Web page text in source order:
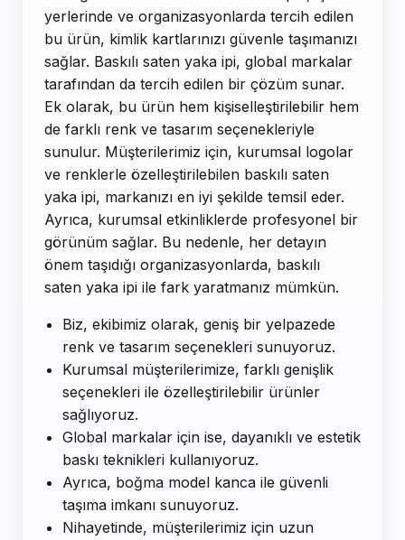
yerlerinde ve organizasyonlarda tercih edilen
bu ürün, kimlik kartlarınızı güvenle taşımanızı
sağlar. Baskılı saten yaka ipi, global markalar
tarafından da tercih edilen bir çözüm sunar.
Ek olarak, bu ürün hem kişiselleştirilebilir hem
de farklı renk ve tasarım seçenekleriyle
sunulur. Müşterilerimiz için, kurumsal logolar
ve renklerle özelleştirilebilen baskılı saten
yaka ipi, markanızı en iyi şekilde temsil eder.
Ayrıca, kurumsal etkinliklerde profesyonel bir
görünüm sağlar. Bu nedenle, her detayın
önem taşıdığı organizasyonlarda, baskılı
saten yaka ipi ile fark yaratmanız mümkün.
Biz, ekibimiz olarak, geniş bir yelpazede
renk ve tasarım seçenekleri sunuyoruz.
Kurumsal müşterilerimize, farklı genişlik
seçenekleri ile özelleştirilebilir ürünler
sağlıyoruz.
Global markalar için ise, dayanıklı ve estetik
baskı teknikleri kullanıyoruz.
Ayrıca, boğma model kanca ile güvenli
taşıma imkanı sunuyoruz.
Nihayetinde, müşterilerimiz için uzun